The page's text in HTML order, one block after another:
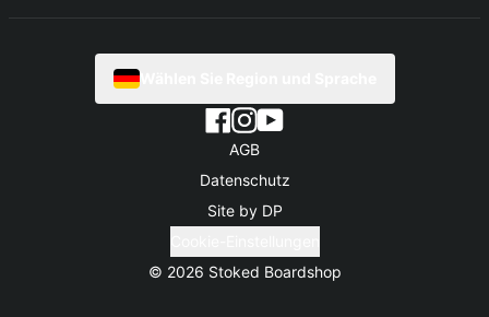
Wählen Sie Region und Sprache
AGB
Datenschutz
Site by DP
© 2026 Stoked Boardshop